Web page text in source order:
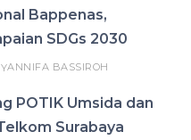
Bappenas,
SDGs 2030
ANNIFA BASSIROH
POTIK Umsida dan
Surabaya